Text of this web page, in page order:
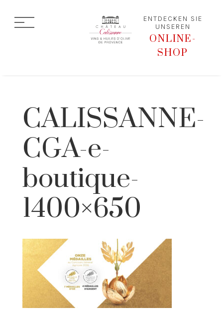
ENTDECKEN SIE
UNSEREN
ONLINE-
SHOP
CALISSANNE-
CGA-e-
boutique-
1400×650